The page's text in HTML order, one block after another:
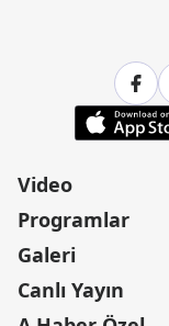
Video
Programlar
Galeri
Canlı Yayın